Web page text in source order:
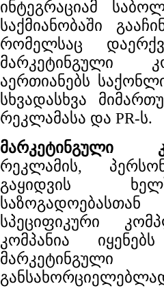
ინტეგრაციამ
საქმიანობაში
რომელსაც
მარკეტინგული
აერთიანებს
სხვადასხვა
რეკლამასა და PR-ს.
მარკეტინგული
რეკლამის,
გაყიდვის
სპეციფიკური
კომპანია